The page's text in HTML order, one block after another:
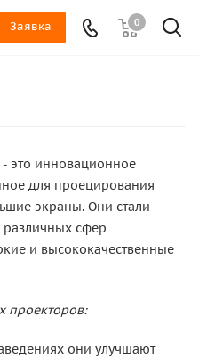
0
Заявка
- это инновационное
для проецирования
экраны. Они стали
сфер
и высококачественные
проекторов:
они улучшают